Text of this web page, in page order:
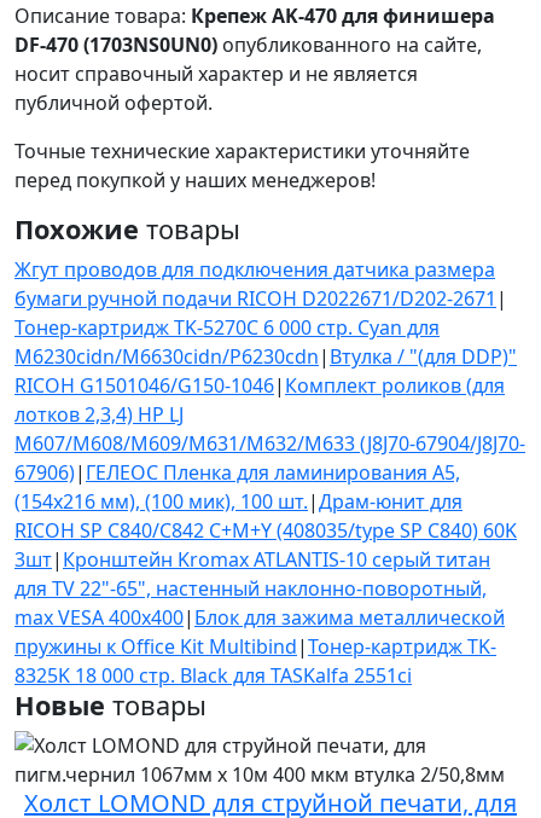
Описание товара: Крепеж AK-470 для финишера
DF-470 (1703NS0UN0) опубликованного на сайте,
носит справочный характер и не является
публичной офертой.
Точные технические характеристики уточняйте
перед покупкой у наших менеджеров!
Похожие товары
Жгут проводов для подключения датчика размера
бумаги ручной подачи RICOH D2022671/D202-2671 |
Тонер-картридж TK-5270C 6 000 стр. Cyan для
M6230cidn/M6630cidn/P6230cdn| Втулка / "(для DDP)"
RICOH G1501046/G150-1046| Комплект роликов (для
лотков 2,3,4) HP LJ
M607/M608/M609/M631/M632/M633 (J8J70-67904/J8J70-
67906)| ГЕЛЕОС Пленка для ламинирования А5,
(154х216 мм), (100 мик), 100 шт.|Драм-юнит для
RICOH SP C840/C842 С+M+Y (408035/type SP C840) 60K
3шт| Кронштейн Kromax ATLANTIS-10 серый титан
для TV 22"-65", настенный наклонно-поворотный,
max VESA 400x400| Блок для зажима металлической
пружины к Office Kit Multibind|Тонер-картридж TK-
8325K 18 000 стр. Black для TASKalfa 2551ci
Новые товары
Холст LOMOND для струйной печати, для